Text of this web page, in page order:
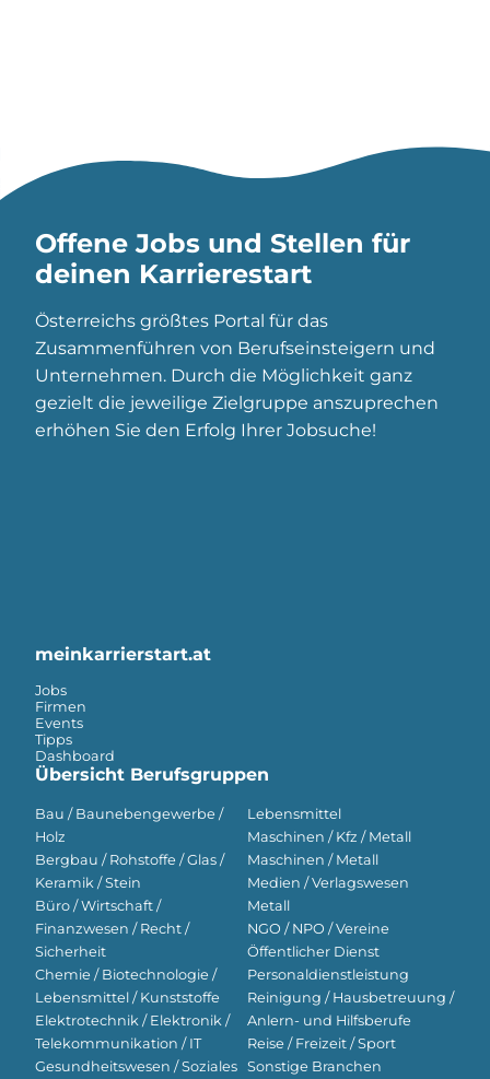
Offene Jobs und Stellen für
deinen Karrierestart
Österreichs größtes Portal für das
Zusammenführen von Berufseinsteigern und
Unternehmen. Durch die Möglichkeit ganz
gezielt die jeweilige Zielgruppe anszuprechen
erhöhen Sie den Erfolg Ihrer Jobsuche!
meinkarrierstart.at
Jobs
Firmen
Events
Tipps
Dashboard
Übersicht Berufsgruppen
Bau / Baunebengewerbe /
Holz
Bergbau / Rohstoffe / Glas /
Keramik / Stein
Büro / Wirtschaft /
Finanzwesen / Recht /
Sicherheit
Chemie / Biotechnologie /
Lebensmittel / Kunststoffe
Elektrotechnik / Elektronik /
Telekommunikation / IT
Gesundheitswesen / Soziales
Lebensmittel
Maschinen / Kfz / Metall
Maschinen / Metall
Medien / Verlagswesen
Metall
NGO / NPO / Vereine
Öffentlicher Dienst
Personaldienstleistung
Reinigung / Hausbetreuung /
Anlern- und Hilfsberufe
Reise / Freizeit / Sport
Sonstige Branchen